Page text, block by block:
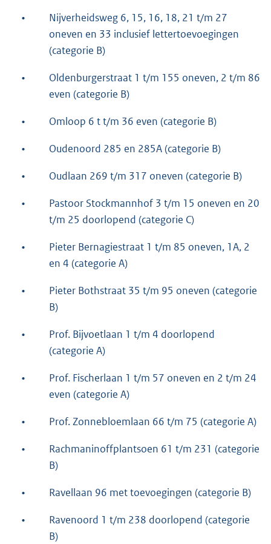
•
Nijverheidsweg 6, 15, 16, 18, 21 t/m 27
oneven en 33 inclusief lettertoevoegingen
(categorie B)
•
Oldenburgerstraat 1 t/m 155 oneven, 2 t/m 86
even (categorie B)
• Omloop 6 t t/m 36 even (categorie B)
• Oudenoord 285 en 285A (categorie B)
• Oudlaan 269 t/m 317 oneven (categorie B)
•
Pastoor Stockmannhof 3 t/m 15 oneven en 20
t/m 25 doorlopend (categorie C)
•
Pieter Bernagiestraat 1 t/m 85 oneven, 1A, 2
en 4 (categorie A)
•
Pieter Bothstraat 35 t/m 95 oneven (categorie
B)
•
Prof. Bijvoetlaan 1 t/m 4 doorlopend
(categorie A)
•
Prof. Fischerlaan 1 t/m 57 oneven en 2 t/m 24
even (categorie A)
• Prof. Zonnebloemlaan 66 t/m 75 (categorie A)
•
Rachmaninoffplantsoen 61 t/m 231 (categorie
B)
• Ravellaan 96 met toevoegingen (categorie B)
•
Ravenoord 1 t/m 238 doorlopend (categorie
B)